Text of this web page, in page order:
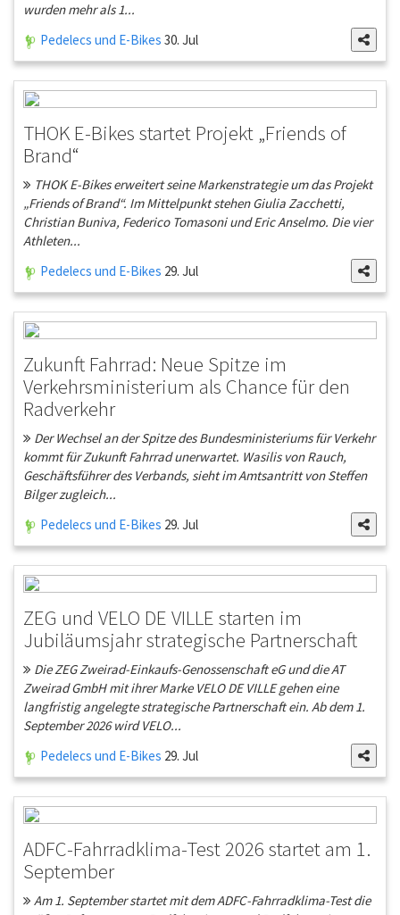
wurden mehr als 1...
Pedelecs und E-Bikes 30. Jul
THOK E-Bikes startet Projekt „Friends of
Brand“
THOK E-Bikes erweitert seine Markenstrategie um das Projekt
„Friends of Brand“. Im Mittelpunkt stehen Giulia Zacchetti,
Christian Buniva, Federico Tomasoni und Eric Anselmo. Die vier
Athleten...
Pedelecs und E-Bikes 29. Jul
Zukunft Fahrrad: Neue Spitze im
Verkehrsministerium als Chance für den
Radverkehr
Der Wechsel an der Spitze des Bundesministeriums für Verkehr
kommt für Zukunft Fahrrad unerwartet. Wasilis von Rauch,
Geschäftsführer des Verbands, sieht im Amtsantritt von Steffen
Bilger zugleich...
Pedelecs und E-Bikes 29. Jul
ZEG und VELO DE VILLE starten im
Jubiläumsjahr strategische Partnerschaft
Die ZEG Zweirad-Einkaufs-Genossenschaft eG und die AT
Zweirad GmbH mit ihrer Marke VELO DE VILLE gehen eine
langfristig angelegte strategische Partnerschaft ein. Ab dem 1.
September 2026 wird VELO...
Pedelecs und E-Bikes 29. Jul
ADFC-Fahrradklima-Test 2026 startet am 1.
September
Am 1. September startet mit dem ADFC-Fahrradklima-Test die